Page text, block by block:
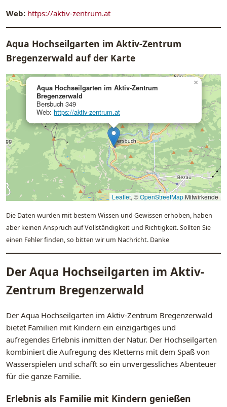
Web: https://aktiv-zentrum.at
Aqua Hochseilgarten im Aktiv-Zentrum
Bregenzerwald auf der Karte
Aqua Hochseilgarten im Aktiv-Zentrum
Bregenzerwald
Bersbuch 349
Web: https://aktiv-zentrum.at
×
Leaflet, ©OpenStreetMapMitwirkende
Die Daten wurden mit bestem Wissen und Gewissen erhoben, haben
aber keinen Anspruch auf Vollständigkeit und Richtigkeit. Sollten Sie
einen Fehler finden, so bitten wir um Nachricht. Danke
Der Aqua Hochseilgarten im Aktiv-
Zentrum Bregenzerwald
Der Aqua Hochseilgarten im Aktiv-Zentrum Bregenzerwald
bietet Familien mit Kindern ein einzigartiges und
aufregendes Erlebnis inmitten der Natur. Der Hochseilgarten
kombiniert die Aufregung des Kletterns mit dem Spaß von
Wasserspielen und schafft so ein unvergessliches Abenteuer
für die ganze Familie.
Erlebnis als Familie mit Kindern genießen